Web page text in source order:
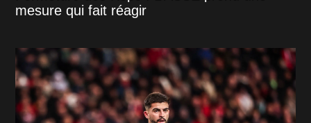
mesure qui fait réagir